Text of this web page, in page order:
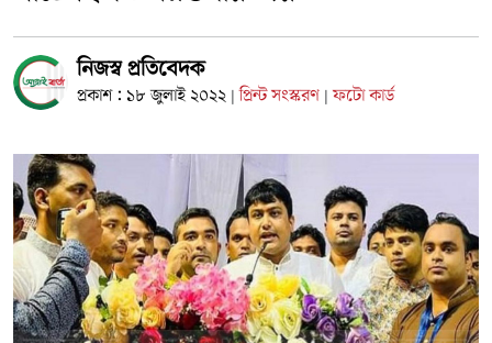
নিজস্ব প্রতিবেদক
প্রকাশ : ১৮ জুলাই ২০২২ | প্রিন্ট সংস্করণ | ফটো কার্ড